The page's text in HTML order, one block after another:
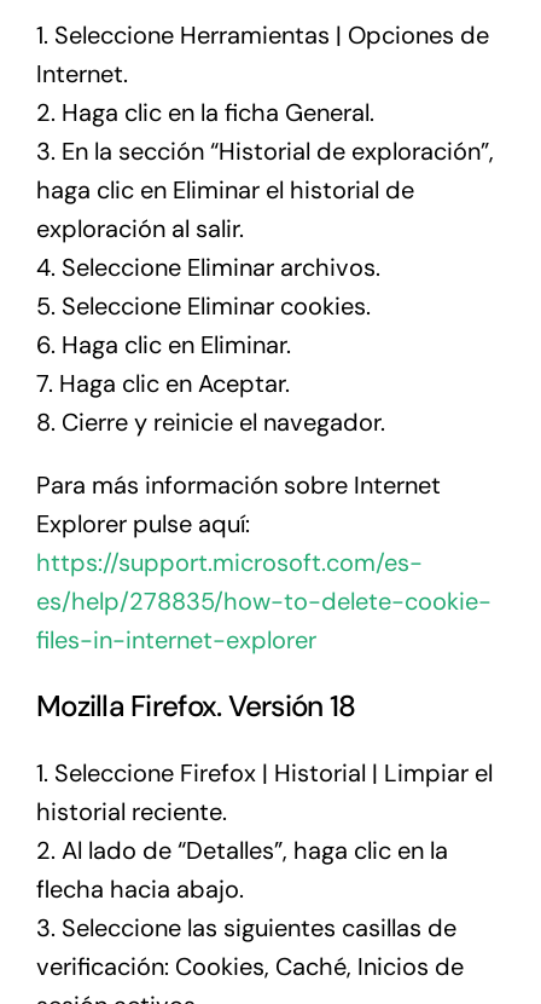
1. Seleccione Herramientas | Opciones de
Internet.
2. Haga clic en la ficha General.
3. En la sección “Historial de exploración”,
haga clic en Eliminar el historial de
exploración al salir.
4. Seleccione Eliminar archivos.
5. Seleccione Eliminar cookies.
6. Haga clic en Eliminar.
7. Haga clic en Aceptar.
8. Cierre y reinicie el navegador.
Para más información sobre Internet
Explorer pulse aquí:
https://support.microsoft.com/es-
es/help/278835/how-to-delete-cookie-
files-in-internet-explorer
Mozilla Firefox. Versión 18
1. Seleccione Firefox | Historial | Limpiar el
historial reciente.
2. Al lado de “Detalles”, haga clic en la
flecha hacia abajo.
3. Seleccione las siguientes casillas de
verificación: Cookies, Caché, Inicios de